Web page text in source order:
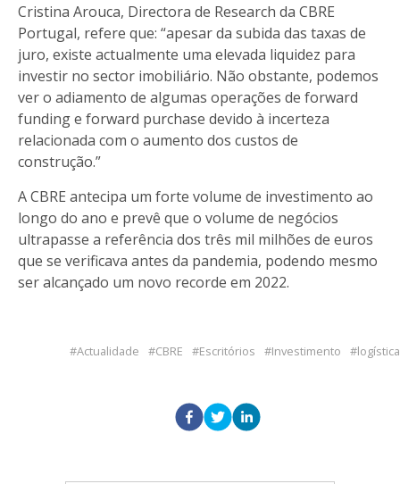
Cristina Arouca, Directora de Research da CBRE
Portugal, refere que: “apesar da subida das taxas de
juro, existe actualmente uma elevada liquidez para
investir no sector imobiliário. Não obstante, podemos
ver o adiamento de algumas operações de forward
funding e forward purchase devido à incerteza
relacionada com o aumento dos custos de
construção.”
A CBRE antecipa um forte volume de investimento ao
longo do ano e prevê que o volume de negócios
ultrapasse a referência dos três mil milhões de euros
que se verificava antes da pandemia, podendo mesmo
ser alcançado um novo recorde em 2022.
Actualidade CBRE Escritórios Investimento logística